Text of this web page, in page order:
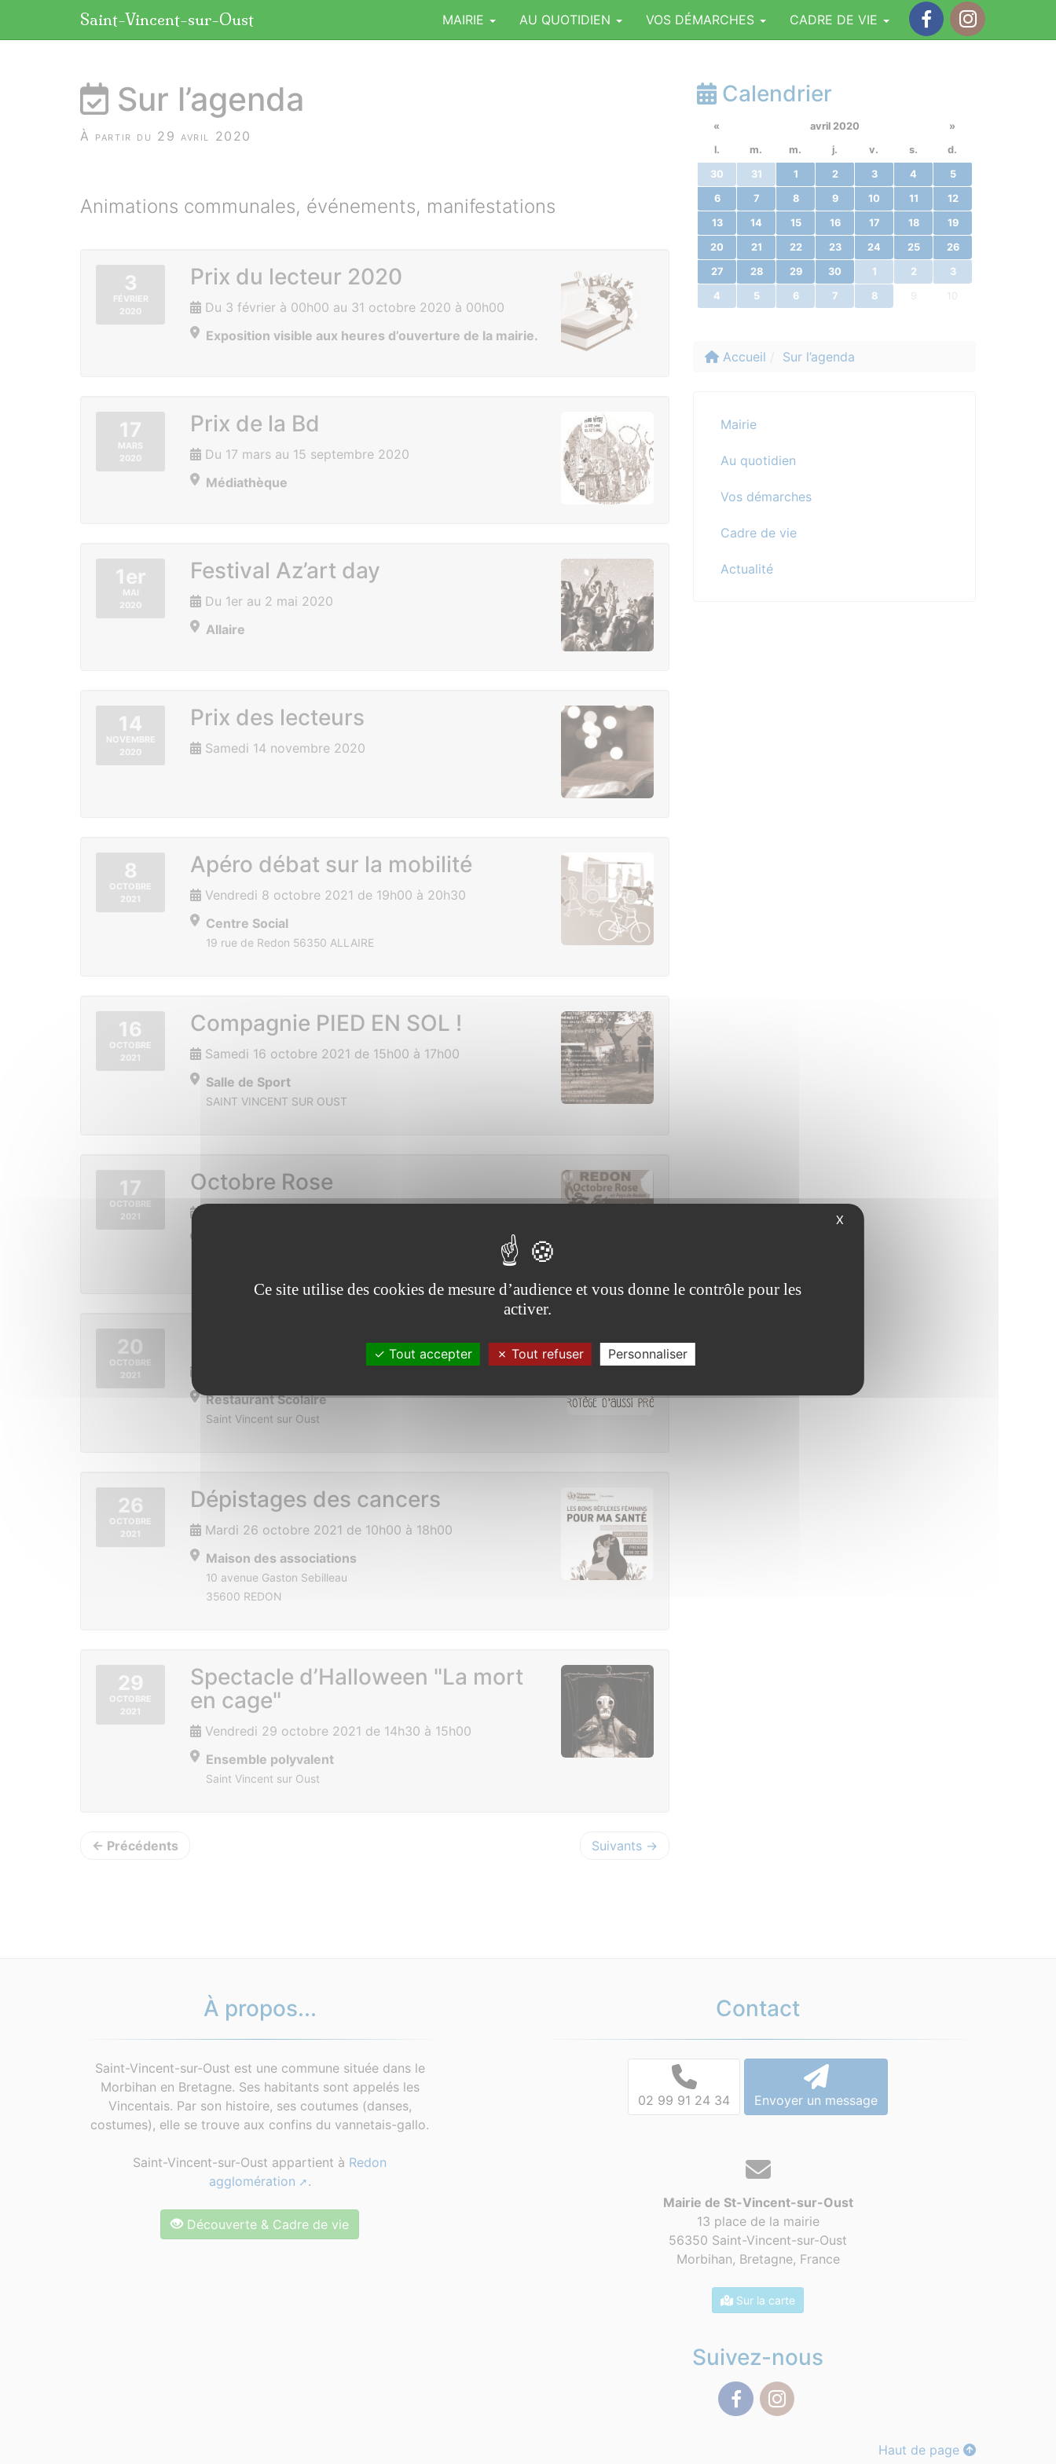
Saint-Vincent-sur-Oust MAIRIE AU QUOTIDIEN VOS DÉMARCHES
CADRE DE VIE
Sur l’agenda
À partir du 29 avril 2020
Animations communales, événements, manifestations
3
FÉVRIER
2020
Prix du lecteur 2020
Du 3 février à 00h00 au 31 octobre 2020 à 00h00
Exposition visible aux heures d’ouverture de la mairie.
17
MARS
2020
Prix de la Bd
Du 17 mars au 15 septembre 2020
Médiathèque
1er
MAI
2020
Festival Az’art day
Du 1er au 2 mai 2020
Allaire
14
NOVEMBRE
2020
Prix des lecteurs
Samedi 14 novembre 2020
8
OCTOBRE
2021
Apéro débat sur la mobilité
Vendredi 8 octobre 2021 de 19h00 à 20h30
Centre Social
19 rue de Redon 56350 ALLAIRE
16
OCTOBRE
2021
Compagnie PIED EN SOL !
Samedi 16 octobre 2021 de 15h00 à 17h00
Salle de Sport
SAINT VINCENT SUR OUST
17
OCTOBRE
Octobre Rose
20
OCTOBRE
2021
Restaurant Scolaire
Saint Vincent sur Oust
26
OCTOBRE
2021
Dépistages des cancers
Mardi 26 octobre 2021 de 10h00 à 18h00
Maison des associations
10 avenue Gaston Sebilleau
35600 REDON
29
OCTOBRE
2021
Spectacle d’Halloween "La mort
en cage"
Vendredi 29 octobre 2021 de 14h30 à 15h00
Ensemble polyvalent
Saint Vincent sur Oust
← Précédents Suivants →
Calendrier
« avril 2020
»
l.
m. m. j. v. s. d.
30 31 1 2 3 4 5
6 7 8 9 10 11 12
13 14 15 16 17 18 19
20 21 22 23 24 25 26
27 28 29 30 1 2 3
4 5 6 7 8 9 10
Accueil Sur l’agenda
Mairie
Au quotidien
Vos démarches
Cadre de vie
Actualité
À propos...
Saint-Vincent-sur-Oust est une commune située dans le
Morbihan en Bretagne. Ses habitants sont appelés les
Vincentais. Par son histoire, ses coutumes (danses,
costumes), elle se trouve aux confins du vannetais-gallo.
Saint-Vincent-sur-Oust appartient à Redon
agglomération
.
Découverte & Cadre de vie
Contact
02 99 91 24 34 Envoyer un message
Mairie de St-Vincent-sur-Oust
13 place de la mairie
56350 Saint-Vincent-sur-Oust
Morbihan, Bretagne, France
Sur la carte
Suivez-nous
Haut de page
Panneau de gestion des cookies
X
Ce site utilise des cookies de mesure d’audience et vous donne le contrôle pour les
activer.
Tout accepter Tout refuser Personnaliser